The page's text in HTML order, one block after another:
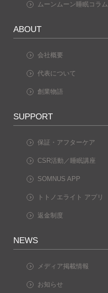
ムーンムーン睡眠コラム
ABOUT
会社概要
代表について
創業物語
SUPPORT
保証・アフターケア
CSR活動／睡眠講座
SOMNUS APP
トトノエライト アプリ
返金制度
NEWS
メディア掲載情報
お知らせ